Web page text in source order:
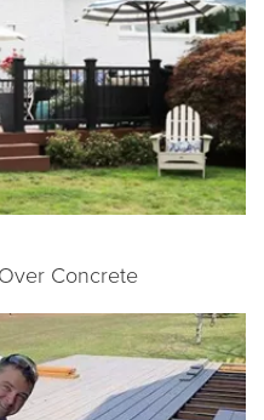
Concrete